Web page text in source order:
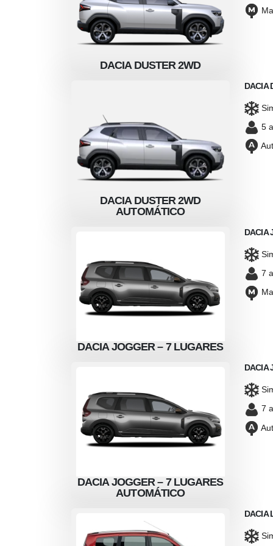
DACIA DUSTER 2WD
DACIA DUSTER 2WD
AUTOMÁTICO
DACIA
5
DACIA JOGGER – 7 LUGARES
DACIA
7
DACIA JOGGER – 7 LUGARES
AUTOMÁTICO
DACIA
7
DACIA